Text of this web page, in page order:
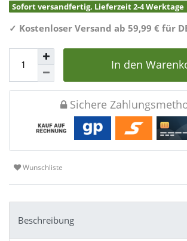
Sofort versandfertig, Lieferzeit 2-4 Werktage
✓ Kostenloser Versand ab 59,99 € für
In den
Sichere
Wunschliste
Beschreibung